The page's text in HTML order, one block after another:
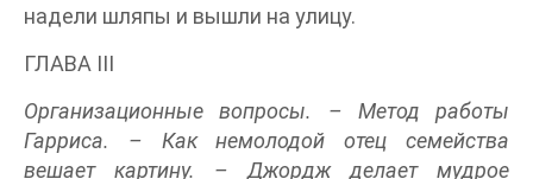
надели шляпы и вышли на улицу.
ГЛАВА III
Организационные вопросы. – Метод работы
Гарриса. – Как немолодой отец семейства
вешает картину. – Джордж делает мудрое